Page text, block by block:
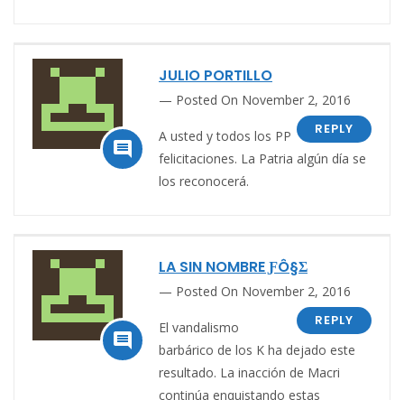

JULIO PORTILLO
Posted On November 2, 2016
REPLY
A usted y todos los PP
felicitaciones. La Patria algún día se
los reconocerá.

LA SIN NOMBRE ƑÔ§Σ
Posted On November 2, 2016
REPLY
El vandalismo
barbárico de los K ha dejado este
resultado. La inacción de Macri
continúa enquistando estas